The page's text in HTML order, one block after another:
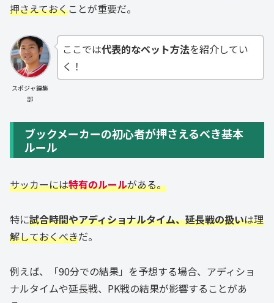
押さえておくことが重要だ。
スポジャ編集
部
ここでは代表的なベット方法を紹介してい
く！
ブックメーカーの初心者が押さえるべき基本
ルール
サッカーには特有のルールがある。
特に試合時間やアディショナルタイム、延長戦の扱いは理
解しておくべきだ。
例えば、「90分での結果」を予想する場合、アディショ
ナルタイムや延長戦、PK戦の結果が影響することがあ